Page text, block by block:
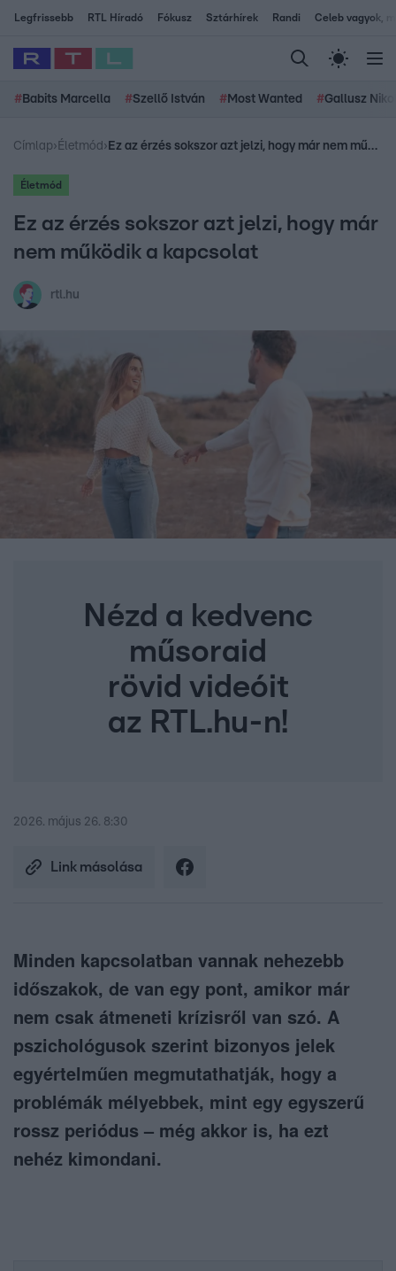
Legfrissebb RTL Híradó Fókusz Sztárhírek Randi Celeb vagyok,
# Babits Marcella #Szellő István # Most Wanted #Gallusz
Címlap› Életmód › Ez az érzés sokszor azt jelzi, hogy már nem működik a kapcsolat
Életmód
Ez az érzés sokszor azt jelzi, hogy már
nem működik a kapcsolat
rtl.hu
Nézd a kedvenc
műsoraid
rövid videóit
az RTL.hu-n!
2026. május 26. 8:30
Link másolása
Minden kapcsolatban vannak nehezebb
időszakok, de van egy pont, amikor már
nem csak átmeneti krízisről van szó. A
pszichológusok szerint bizonyos jelek
egyértelműen megmutathatják, hogy a
problémák mélyebbek, mint egy egyszerű
rossz periódus – még akkor is, ha ezt
nehéz kimondani.